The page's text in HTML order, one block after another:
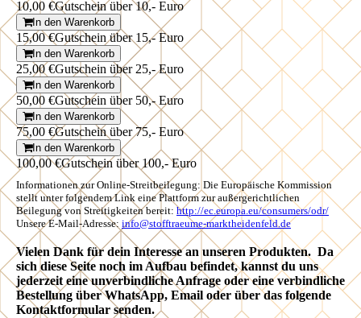
10,00 €Gutschein über 10,- Euro
In den Warenkorb
15,00 €Gutschein über 15,- Euro
In den Warenkorb
25,00 €Gutschein über 25,- Euro
In den Warenkorb
50,00 €Gutschein über 50,- Euro
In den Warenkorb
75,00 €Gutschein über 75,- Euro
In den Warenkorb
100,00 €Gutschein über 100,- Euro
Informationen zur Online-Streitbeilegung: Die Europäische Kommission
stellt unter folgendem Link eine Plattform zur außergerichtlichen
Beilegung von Streitigkeiten bereit:http://ec.europa.eu/consumers/odr/
Unsere E-Mail-Adresse: info@stofftraeume-marktheidenfeld.de
Vielen Dank für dein Interesse an unseren Produkten. Da
sich diese Seite noch im Aufbau befindet, kannst du uns
jederzeit eine unverbindliche Anfrage oder eine verbindliche
Bestellung über WhatsApp, Email oder über das folgende
Kontaktformular senden.